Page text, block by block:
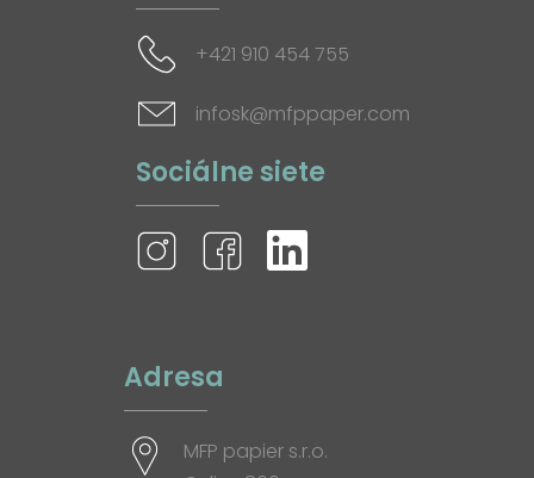
+421 910 454 755
infosk@mfppaper.com
Sociálne siete
Adresa
MFP papier s.r.o.